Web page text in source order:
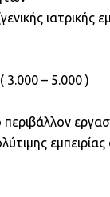
ιατρικής
3.000 – 5.000 )